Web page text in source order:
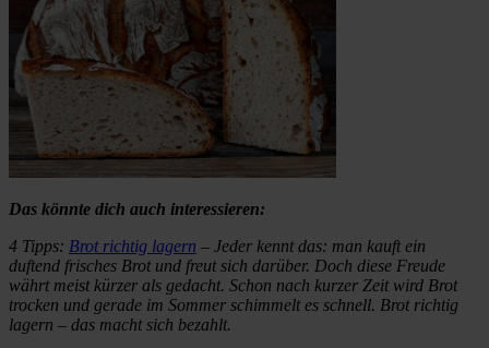
Das könnte dich auch interessieren:
4 Tipps: Brot richtig lagern – Jeder kennt das: man kauft ein
duftend frisches Brot und freut sich darüber. Doch diese Freude
währt meist kürzer als gedacht. Schon nach kurzer Zeit wird Brot
trocken und gerade im Sommer schimmelt es schnell. Brot richtig
lagern – das macht sich bezahlt.